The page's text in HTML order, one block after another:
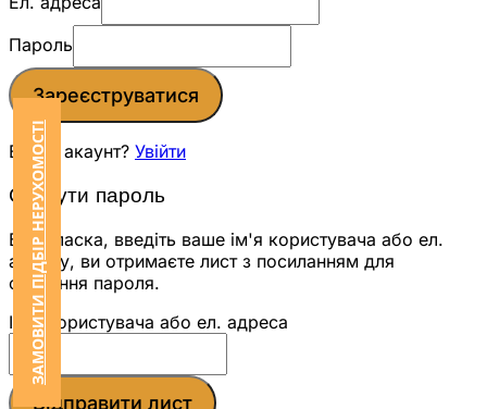
ЗАМОВИТИ ПІДБІР НЕРУХОМОСТІ
Пароль
Зареєструватися
Вже є акаунт? Увійти
Скинути пароль
Будь ласка, введіть ваше ім'я користувача або ел.
адресу, ви отримаєте лист з посиланням для
скидання пароля.
Ім'я користувача або ел. адреса
Відправити лист